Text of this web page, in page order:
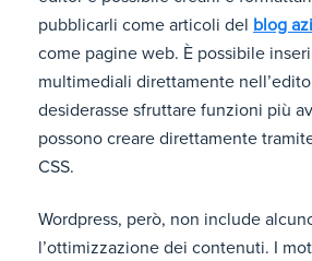
pubblicarli come articoli del blog
come pagine web. È possibile
multimediali direttamente
desiderasse sfruttare funzioni più
possono creare direttamente
CSS.
Wordpress, però, non include
l’ottimizzazione dei contenuti. I